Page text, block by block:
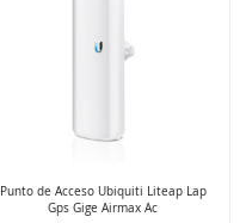
Punto de Acceso Ubiquiti Liteap Lap
Gps Gige Airmax Ac